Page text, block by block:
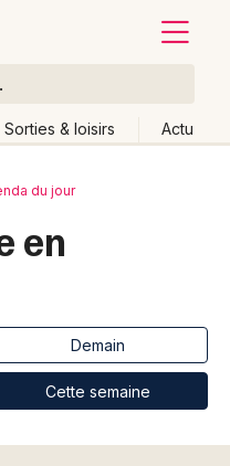
Sorties & loisirs Actu
du jour
en
Demain
Cette semaine
end Autre